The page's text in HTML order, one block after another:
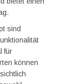
sind
für
können